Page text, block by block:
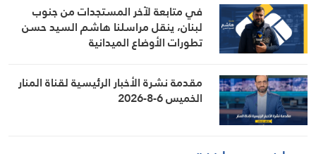
في متابعة لآخر المستجدات من جنوب
لبنان، ينقل مراسلنا هاشم السيد حسن
تطورات الأوضاع الميدانية
مقدمة نشرة الأخبار الرئيسية لقناة المنار
الخميس 6-8-2026